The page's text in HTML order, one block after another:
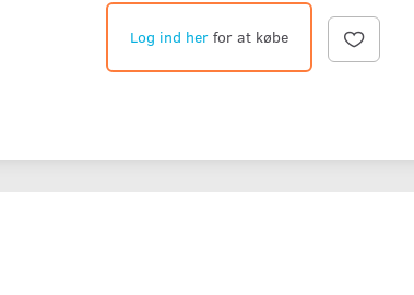
Log ind herfor at købe